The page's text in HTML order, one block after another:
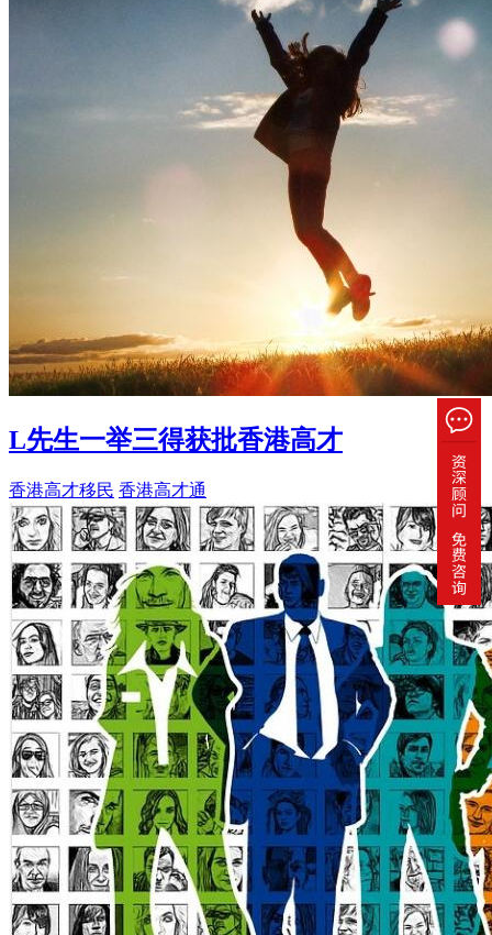
L先生一举三得获批香港高才
香港高才移民 香港高才通